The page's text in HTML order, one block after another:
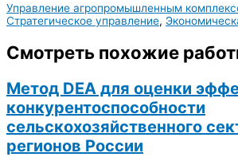
Управление агропромышленным
Стратегическое управление,
Смотреть похожие
Метод DEA для оценки
конкурентоспособности
сельскохозяйственного
регионов России